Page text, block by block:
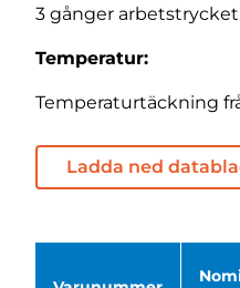
3 gånger
Temperatur:
Temperaturtäckning
Ladda ned